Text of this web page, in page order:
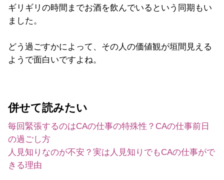
ギリギリの時間までお酒を飲んでいるという同期もい
ました。
どう過ごすかによって、その人の価値観が垣間見える
ようで面白いですよね。
併せて読みたい
毎回緊張するのはCAの仕事の特殊性？CAの仕事前日
の過ごし方
人見知りなのが不安？実は人見知りでもCAの仕事がで
きる理由